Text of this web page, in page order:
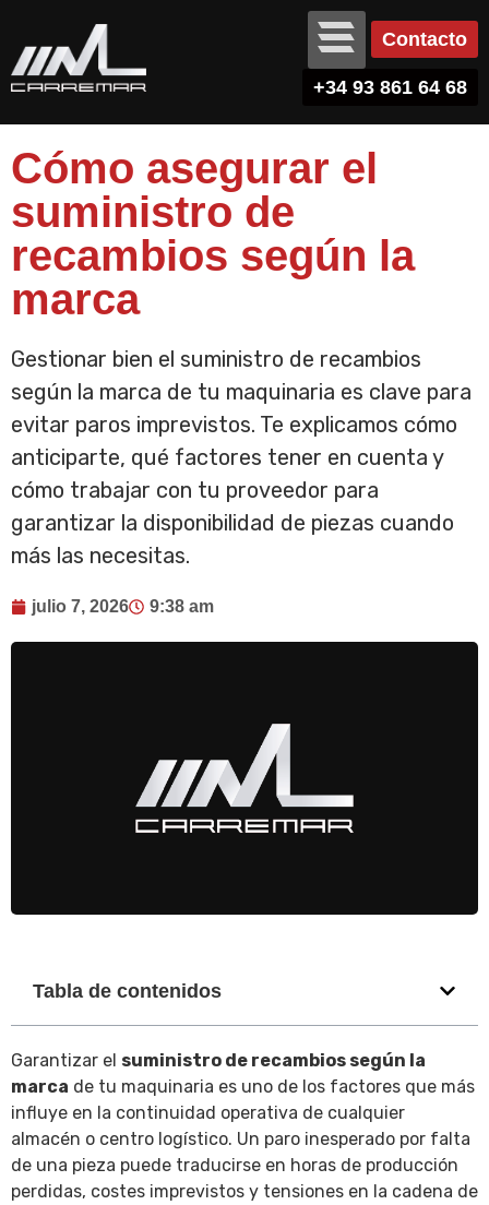
Contacto
+34 93 861 64 68
Cómo asegurar el
suministro de
recambios según la
marca
Gestionar bien el suministro de recambios
según la marca de tu maquinaria es clave para
evitar paros imprevistos. Te explicamos cómo
anticiparte, qué factores tener en cuenta y
cómo trabajar con tu proveedor para
garantizar la disponibilidad de piezas cuando
más las necesitas.
julio 7, 2026 9:38 am
Tabla de contenidos
Garantizar el suministro de recambios según la
marca de tu maquinaria es uno de los factores que más
influye en la continuidad operativa de cualquier
almacén o centro logístico. Un paro inesperado por falta
de una pieza puede traducirse en horas de producción
perdidas, costes imprevistos y tensiones en la cadena de